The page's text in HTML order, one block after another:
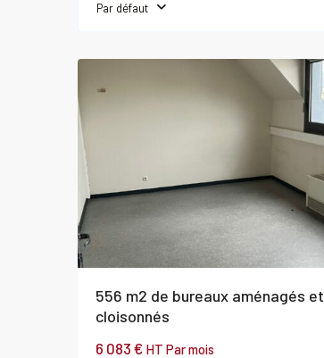
Par défaut
556 m2 de bureaux aménagés et
cloisonnés
6 083 € HT Par mois